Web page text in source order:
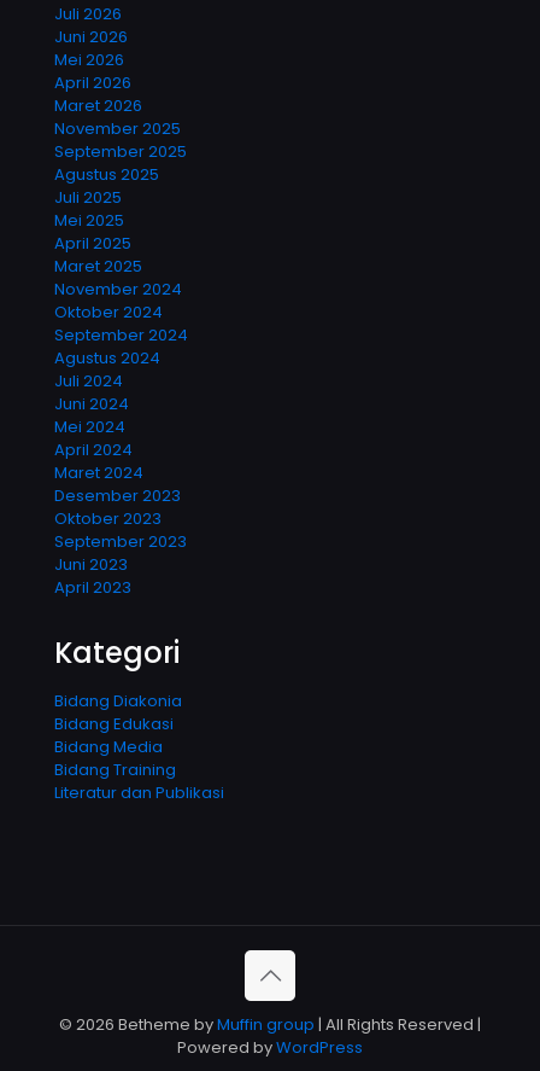
Juli 2026
Juni 2026
Mei 2026
April 2026
Maret 2026
November 2025
September 2025
Agustus 2025
Juli 2025
Mei 2025
April 2025
Maret 2025
November 2024
Oktober 2024
September 2024
Agustus 2024
Juli 2024
Juni 2024
Mei 2024
April 2024
Maret 2024
Desember 2023
Oktober 2023
September 2023
Juni 2023
April 2023
Kategori
Bidang Diakonia
Bidang Edukasi
Bidang Media
Bidang Training
Literatur dan Publikasi
© 2026 Betheme byMuffin group | All Rights Reserved |
Powered byWordPress